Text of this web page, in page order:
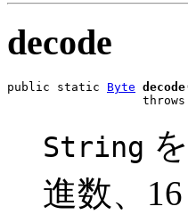
decode
public static Byte decode
                   throws
String を
進数、